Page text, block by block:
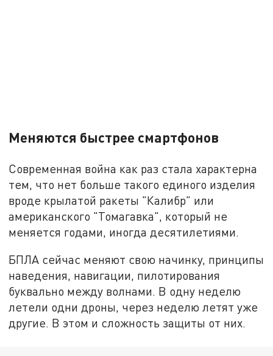
Меняются быстрее смартфонов
Современная война как раз стала характерна
тем, что нет больше такого единого изделия
вроде крылатой ракеты "Калибр" или
американского "Томагавка", который не
меняется годами, иногда десятилетиями.
БПЛА сейчас меняют свою начинку, принципы
наведения, навигации, пилотирования
буквально между волнами. В одну неделю
летели одни дроны, через неделю летят уже
другие. В этом и сложность защиты от них.